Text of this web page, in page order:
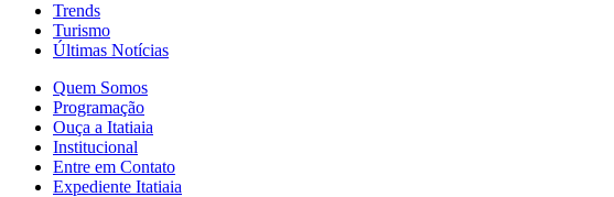
Trends
Turismo
Últimas Notícias
Quem Somos
Programação
Ouça a Itatiaia
Institucional
Entre em Contato
Expediente Itatiaia